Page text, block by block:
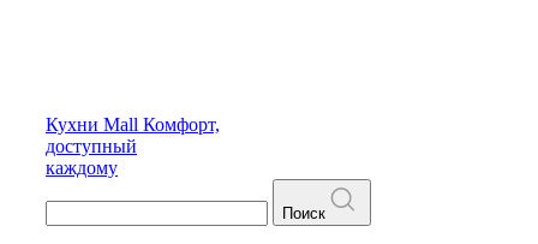
Кухни Mall Комфорт,
доступный
каждому
Поиск